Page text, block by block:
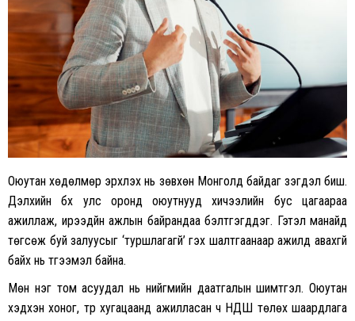
Оюутан хөдөлмөр эрхлэх нь зөвхөн Монголд байдаг үзэгдэл биш.
Дэлхийн бүх улс оронд оюутнууд хичээлийн бус цагаараа
ажиллаж, ирээдүйн ажлын байрандаа бэлтгэгддэг. Гэтэл манайд
төгсөж буй залуусыг ‘туршлагагүй’ гэх шалтгаанаар ажилд авахгүй
байх нь түгээмэл байна.
Мөн нэг том асуудал нь нийгмийн даатгалын шимтгэл. Оюутан
хэдхэн хоног, түр хугацаанд ажилласан ч НДШ төлөх шаардлага